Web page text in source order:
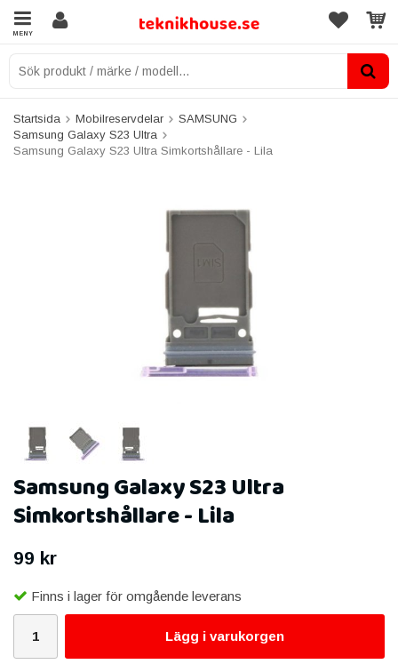
MENY
Startsida Mobilreservdelar
SAMSUNG
Samsung Galaxy S23 Ultra
Samsung Galaxy S23 Ultra Simkortshållare - Lila
Samsung Galaxy S23 Ultra
Simkortshållare - Lila
99 kr
Finns i lager för omgående leverans
Lägg i varukorgen